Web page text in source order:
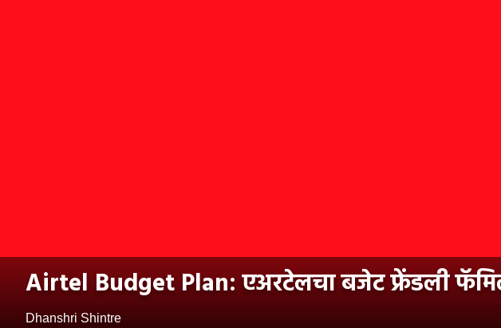
Airtel Budget Plan: एअरटेलचा बजेट फ्रेंडली
Dhanshri Shintre